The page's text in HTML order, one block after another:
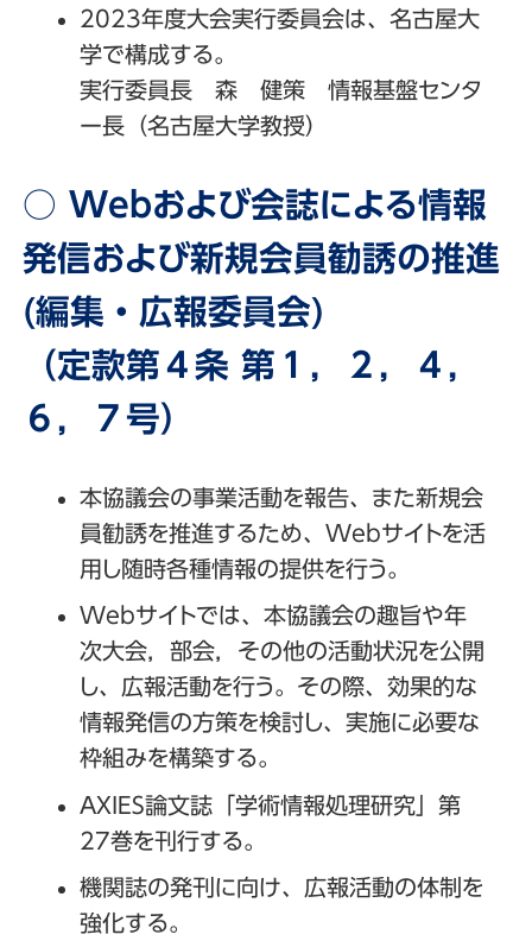
2023年度大会実行委員会は、名古屋大
学で構成する。
実行委員長 森 健策 情報基盤センタ
ー長（名古屋大学教授）
○ Webおよび会誌による情報
発信および新規会員勧誘の推進
(編集・広報委員会)
（定款第４条 第１，２，４，
６，７号）
本協議会の事業活動を報告、また新規会
員勧誘を推進するため、Webサイトを活
用し随時各種情報の提供を行う。
Webサイトでは、本協議会の趣旨や年
次大会，部会，その他の活動状況を公開
し、広報活動を行う。その際、効果的な
情報発信の方策を検討し、実施に必要な
枠組みを構築する。
AXIES論文誌「学術情報処理研究」第
27巻を刊行する。
機関誌の発刊に向け、広報活動の体制を
強化する。